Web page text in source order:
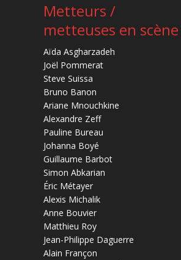
Metteurs /
metteuses en scène
Aïda Asgharzadeh
Joël Pommerat
Steve Suissa
Bruno Banon
Ariane Mnouchkine
Alexandre Zeff
Pauline Bureau
Johanna Boyé
Guillaume Barbot
Simon Abkarian
Éric Métayer
Alexis Michalik
Anne Bouvier
Matthieu Roy
Jean-Philippe Daguerre
Alain Françon